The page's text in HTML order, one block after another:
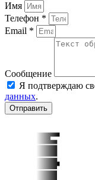
Имя
Телефон *
Email *
Сообщение
Я подтверждаю
данных.
Отправить